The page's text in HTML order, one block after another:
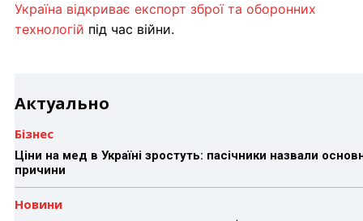
Україна відкриває експорт зброї та оборонних
технологій під час війни.
Актуально
Бізнес
Ціни на мед в Україні зростуть: пасічники назвали
причини
Новини